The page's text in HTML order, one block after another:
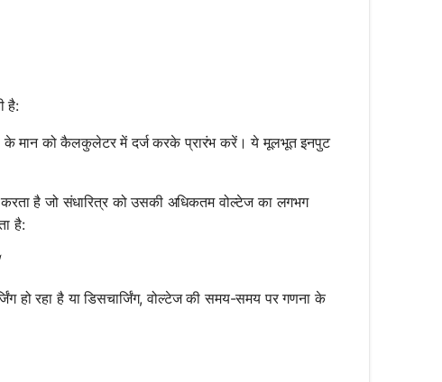
है:
के मान को कैलकुलेटर में दर्ज करके प्रारंभ करें। ये मूलभूत इनपुट
है जो संधारित्र को उसकी अधिकतम वोल्टेज का लगभग
है:
\times C
हो रहा है या डिसचार्जिंग, वोल्टेज की समय-समय पर गणना के